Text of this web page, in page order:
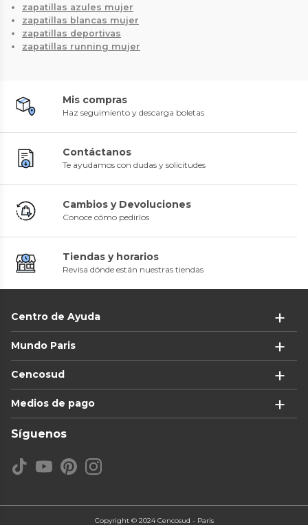
zapatillas azules mujer
zapatillas blancas mujer
zapatillas deportivas
zapatillas running mujer
Mis compras
Haz seguimiento y descarga boletas
Contáctanos
Te ayudamos con dudas y solicitudes
Cambios y Devoluciones
Conoce cómo pedirlos
Tiendas y horarios
Revisa dónde están nuestras tiendas
Centro de Ayuda
Mundo Paris
Cencosud
Medios de pago
Síguenos
Copyright © 2024 Cencosud - Paris